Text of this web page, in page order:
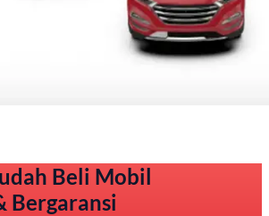
Beli Mobil
Bergaransi